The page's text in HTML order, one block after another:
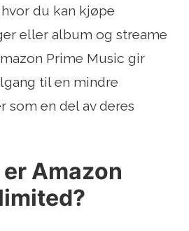
du kan kjøpe
eller album og streame
Prime Music gir
til en mindre
som en del av deres
Amazon